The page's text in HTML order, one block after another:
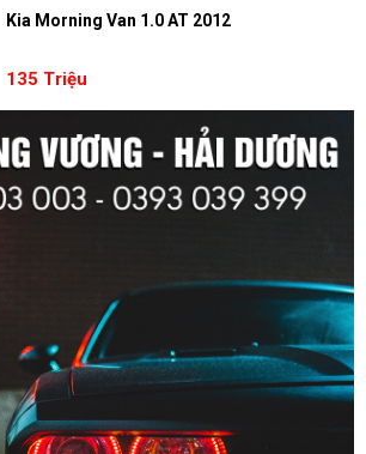
Kia Morning Van 1.0 AT 2012
135 Triệu